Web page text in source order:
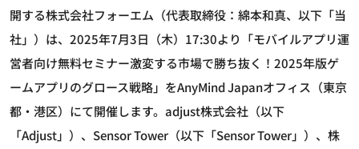
開する株式会社フォーエム（代表取締役：綿本和真、以下「当
社」）は、2025年7月3日（木）17:30より「モバイルアプリ運
営者向け無料セミナー激変する市場で勝ち抜く！2025年版ゲ
ームアプリのグロース戦略」をAnyMind Japanオフィス（東京
都・港区）にて開催します。adjust株式会社（以下
「Adjust」）、Sensor Tower（以下「Sensor Tower」）、株